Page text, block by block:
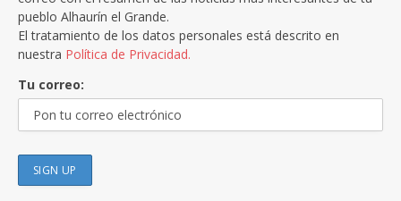
pueblo Alhaurín el Grande.
El tratamiento de los datos personales está descrito en
nuestra Política de Privacidad.
Tu correo: